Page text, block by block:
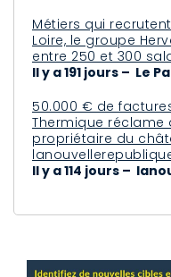
Métiers qui
Loire, le groupe
entre 250 et 300
Il y a 191 jours – Le
50.000 € de
Thermique
propriétaire du
Il y a 114 jours –